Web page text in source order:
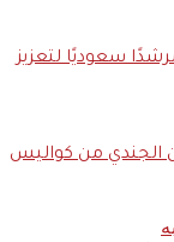
محتوى ومرشدًا سعوديًا لتعزيز
الجندي من كواليس